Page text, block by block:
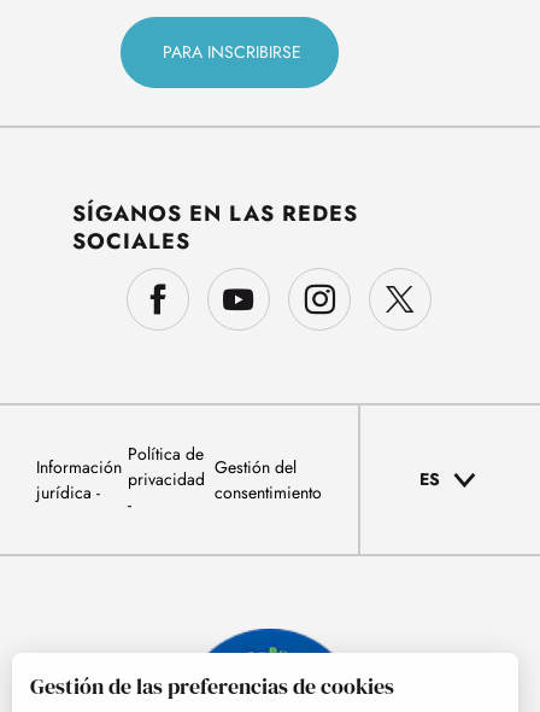
SÍGANOS EN LAS REDES
SOCIALES
Información
jurídica
Política de
privacidad
Gestión del
consentimiento
ES
Gestión de las preferencias de cookies